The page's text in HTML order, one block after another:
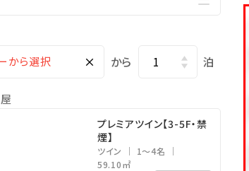
× から 泊
プレミアツイン【3-5F・禁
煙】
ツイン
1～4名
59.10㎡